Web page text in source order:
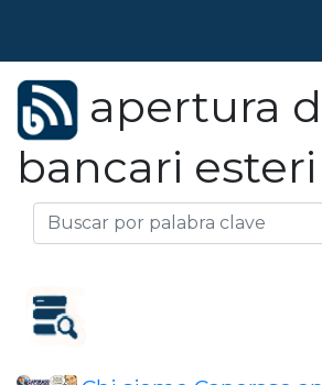
apertura
bancari esteri